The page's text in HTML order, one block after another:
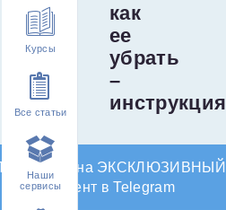
Курсы
Все статьи
Наши
сервисы
как
ее
убрать
–
инструкция
на ЭКСКЛЮЗИВНЫЙ
контент в Telegram